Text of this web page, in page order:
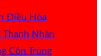
Điều Hòa
Thanh Nhàn
Côn Trùng